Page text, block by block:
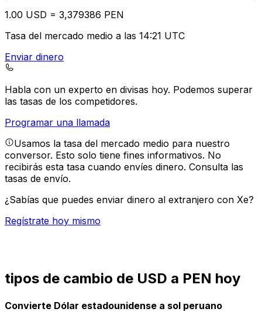
1.00 USD = 3,379386 PEN
Tasa del mercado medio a las 14:21 UTC
Enviar dinero
Habla con un experto en divisas hoy. Podemos superar
las tasas de los competidores.
Programar una llamada
Usamos la tasa del mercado medio para nuestro
conversor. Esto solo tiene fines informativos. No
recibirás esta tasa cuando envíes dinero. Consulta las
tasas de envío.
¿Sabías que puedes enviar dinero al extranjero con Xe?
Regístrate hoy mismo
tipos de cambio de USD a PEN hoy
Convierte Dólar estadounidense a sol peruano